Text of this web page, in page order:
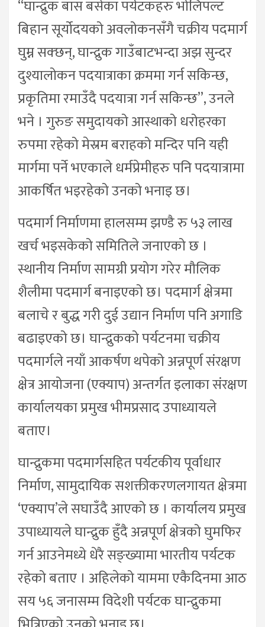
“घान्द्रुक बास बसेका पर्यटकहरु भोलिपल्ट
बिहान सूर्योदयको अवलोकनसँगै चक्रीय पदमार्ग
घुम्न सक्छन्, घान्द्रुक गाउँबाटभन्दा अझ सुन्दर
दुश्यालोकन पदयात्राका क्रममा गर्न सकिन्छ,
प्रकृतिमा रमाउँदै पदयात्रा गर्न सकिन्छ”, उनले
भने । गुरुङ समुदायको आस्थाको धरोहरका
रुपमा रहेको मेस्रम बराहको मन्दिर पनि यही
मार्गमा पर्ने भएकाले धर्मप्रेमीहरु पनि पदयात्रामा
आकर्षित भइरहेको उनको भनाइ छ।
पदमार्ग निर्माणमा हालसम्म झण्डै रु ५३ लाख
खर्च भइसकेको समितिले जनाएको छ ।
स्थानीय निर्माण सामग्री प्रयोग गरेर मौलिक
शैलीमा पदमार्ग बनाइएको छ। पदमार्ग क्षेत्रमा
बलाचे र बुद्ध गरी दुई उद्यान निर्माण पनि अगाडि
बढाइएको छ। घान्द्रुकको पर्यटनमा चक्रीय
पदमार्गले नयाँ आकर्षण थपेको अन्नपूर्ण संरक्षण
क्षेत्र आयोजना (एक्याप) अन्तर्गत इलाका संरक्षण
कार्यालयका प्रमुख भीमप्रसाद उपाध्यायले
बताए।
घान्द्रुकमा पदमार्गसहित पर्यटकीय पूर्वाधार
निर्माण, सामुदायिक सशक्तीकरणलगायत क्षेत्रमा
‘एक्याप’ले सघाउँदै आएको छ । कार्यालय प्रमुख
उपाध्यायले घान्द्रुक हुँदै अन्नपूर्ण क्षेत्रको घुमफिर
गर्न आउनेमध्ये धेरै सङ्ख्यामा भारतीय पर्यटक
रहेको बताए । अहिलेको याममा एकैदिनमा आठ
सय ५६ जनासम्म विदेशी पर्यटक घान्द्रुकमा